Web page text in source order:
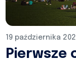
19 października
Pierwsze